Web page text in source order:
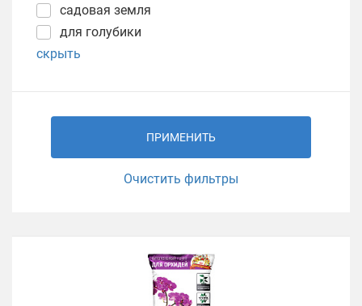
садовая земля
для голубики
скрыть
ПРИМЕНИТЬ
Очистить фильтры